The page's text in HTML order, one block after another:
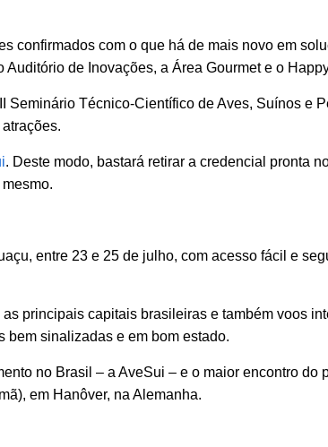
confirmados com o que há de mais novo em
de Inovações, a Área Gourmet e o
Técnico-Científico de Aves, Suínos e
. Deste modo, bastará retirar a credencial pronta
entre 23 e 25 de julho, com acesso fácil e
principais capitais brasileiras e também voos
bem sinalizadas e em bom estado.
no Brasil – a AveSui – e o maior encontro do
em Hanôver, na Alemanha.